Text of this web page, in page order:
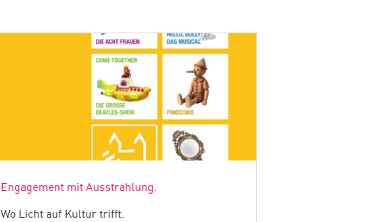
Engagement mit Ausstrahlung.
Wo Licht auf Kultur trifft.